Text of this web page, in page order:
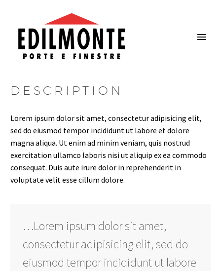
DESCRIPTION
Lorem ipsum dolor sit amet, consectetur adipisicing elit,
sed do eiusmod tempor incididunt ut labore et dolore
magna aliqua. Ut enim ad minim veniam, quis nostrud
exercitation ullamco laboris nisi ut aliquip ex ea commodo
consequat. Duis aute irure dolor in reprehenderit in
voluptate velit esse cillum dolore.
…Lorem ipsum dolor sit amet,
consectetur adipisicing elit, sed do
eiusmod tempor incididunt ut labore